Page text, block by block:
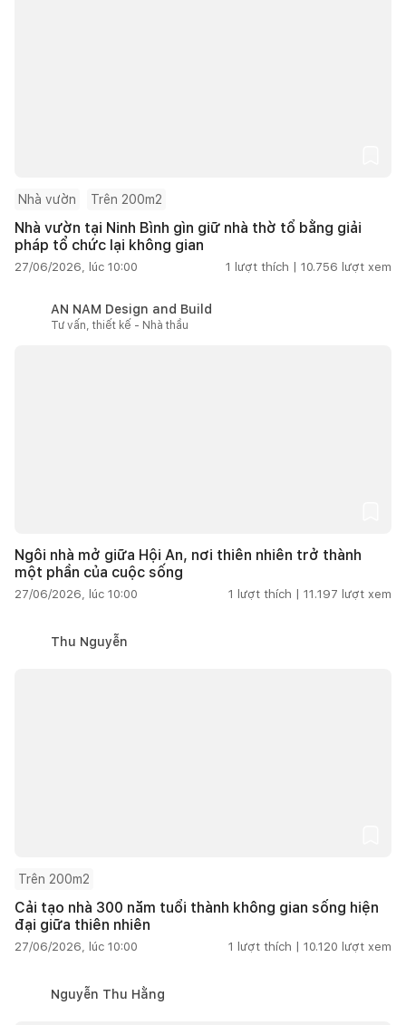
Nhà vườn Trên 200m2
Nhà vườn tại Ninh Bình gìn giữ nhà thờ tổ bằng giải
pháp tổ chức lại không gian
27/06/2026, lúc 10:00 1 lượt thích | 10.756 lượt xem
AN NAM Design and Build
Tư vấn, thiết kế - Nhà thầu
Ngôi nhà mở giữa Hội An, nơi thiên nhiên trở thành
một phần của cuộc sống
27/06/2026, lúc 10:00 1 lượt thích | 11.197 lượt xem
Thu Nguyễn
Trên 200m2
Cải tạo nhà 300 năm tuổi thành không gian sống hiện
đại giữa thiên nhiên
27/06/2026, lúc 10:00 1 lượt thích | 10.120 lượt xem
Nguyễn Thu Hằng